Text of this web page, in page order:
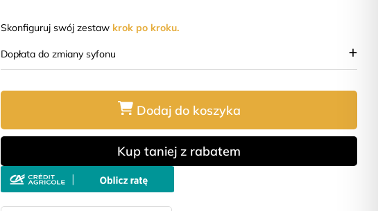
Skonfiguruj swój zestaw krok po kroku.
Dopłata do zmiany syfonu
Dodaj do koszyka
Kup taniej z rabatem